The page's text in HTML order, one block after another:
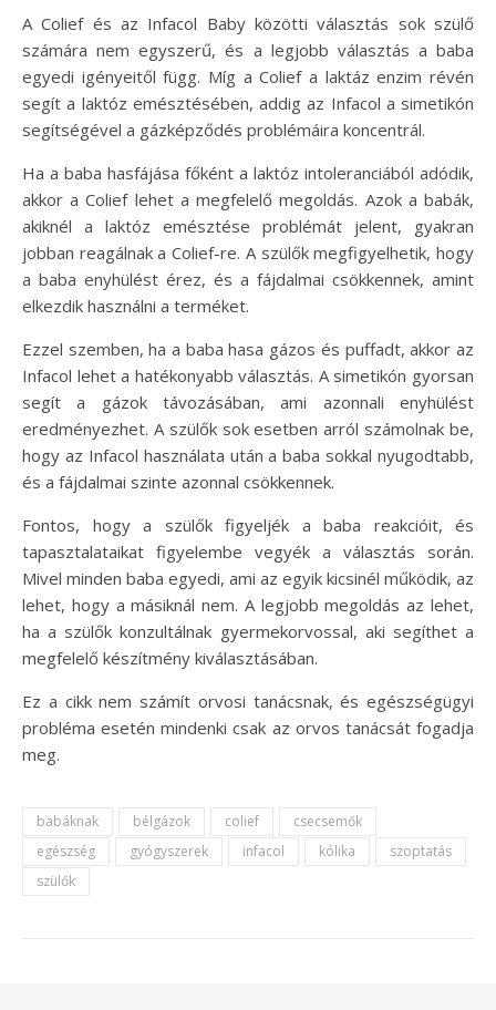
A Colief és az Infacol Baby közötti választás sok szülő
számára nem egyszerű, és a legjobb választás a baba
egyedi igényeitől függ. Míg a Colief a laktáz enzim révén
segít a laktóz emésztésében, addig az Infacol a simetikón
segítségével a gázképződés problémáira koncentrál.
Ha a baba hasfájása főként a laktóz intoleranciából adódik,
akkor a Colief lehet a megfelelő megoldás. Azok a babák,
akiknél a laktóz emésztése problémát jelent, gyakran
jobban reagálnak a Colief-re. A szülők megfigyelhetik, hogy
a baba enyhülést érez, és a fájdalmai csökkennek, amint
elkezdik használni a terméket.
Ezzel szemben, ha a baba hasa gázos és puffadt, akkor az
Infacol lehet a hatékonyabb választás. A simetikón gyorsan
segít a gázok távozásában, ami azonnali enyhülést
eredményezhet. A szülők sok esetben arról számolnak be,
hogy az Infacol használata után a baba sokkal nyugodtabb,
és a fájdalmai szinte azonnal csökkennek.
Fontos, hogy a szülők figyeljék a baba reakcióit, és
tapasztalataikat figyelembe vegyék a választás során.
Mivel minden baba egyedi, ami az egyik kicsinél működik, az
lehet, hogy a másiknál nem. A legjobb megoldás az lehet,
ha a szülők konzultálnak gyermekorvossal, aki segíthet a
megfelelő készítmény kiválasztásában.
Ez a cikk nem számít orvosi tanácsnak, és egészségügyi
probléma esetén mindenki csak az orvos tanácsát fogadja
meg.
babáknak bélgázok colief
csecsemők
egészség
gyógyszerek infacol kólika
szoptatás
szülők